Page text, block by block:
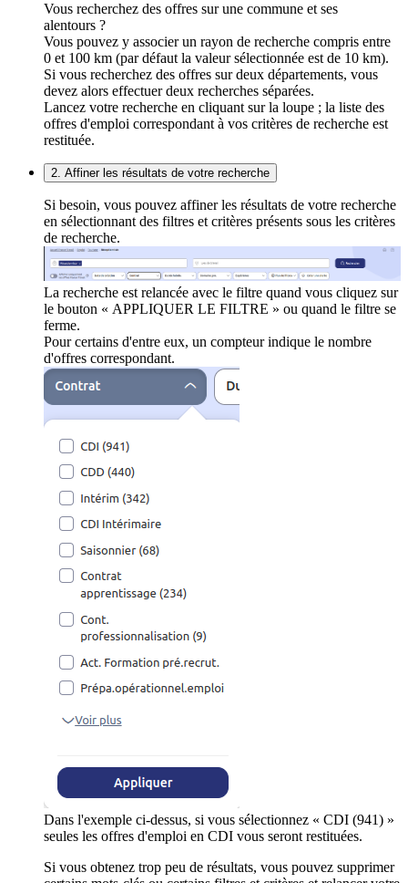
Vous recherchez des offres sur une commune et ses
alentours ?
Vous pouvez y associer un rayon de recherche compris entre
0 et 100 km (par défaut la valeur sélectionnée est de 10 km).
Si vous recherchez des offres sur deux départements, vous
devez alors effectuer deux recherches séparées.
Lancez votre recherche en cliquant sur la loupe ; la liste des
offres d'emploi correspondant à vos critères de recherche est
restituée.
2. Affiner les résultats de votre recherche
Si besoin, vous pouvez affiner les résultats de votre recherche
en sélectionnant des filtres et critères présents sous les critères
de recherche.
La recherche est relancée avec le filtre quand vous cliquez sur
le bouton « APPLIQUER LE FILTRE » ou quand le filtre se
ferme.
Pour certains d'entre eux, un compteur indique le nombre
d'offres correspondant.
Dans l'exemple ci-dessus, si vous sélectionnez « CDI (941) »
seules les offres d'emploi en CDI vous seront restituées.
Si vous obtenez trop peu de résultats, vous pouvez supprimer